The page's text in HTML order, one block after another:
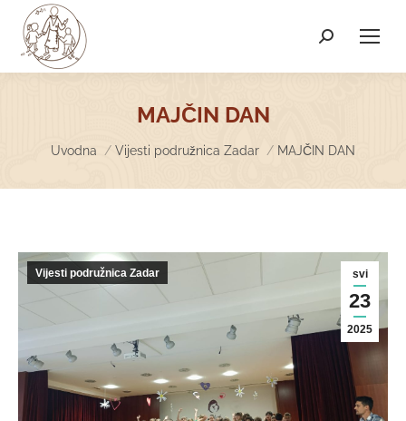
Search:
MAJČIN DAN
You are here:
Uvodna Vijesti podružnica Zadar MAJČIN DAN
svi
23
2025
Vijesti podružnica Zadar